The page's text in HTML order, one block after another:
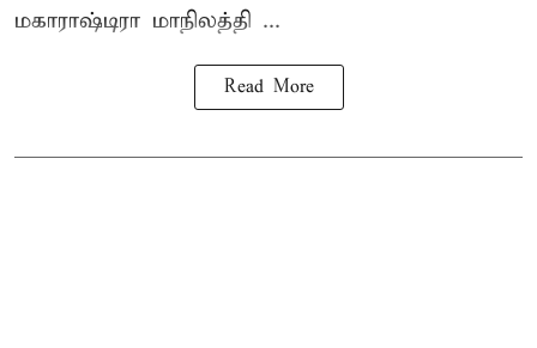
மகாராஷ்டிரா மாநிலத்தி ...
Read More